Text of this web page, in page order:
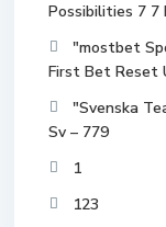
Possibilities 7 7
"mostbet
First Bet Reset
"Svenska
Sv – 779
1
123